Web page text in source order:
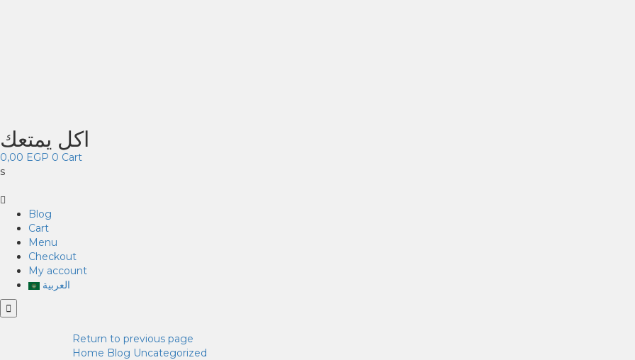
اكل يمتعك
0,00 EGP 0 Cart
s
Blog
Cart
Menu
Checkout
My account
العربية
Return to previous page
Home Blog Uncategorized